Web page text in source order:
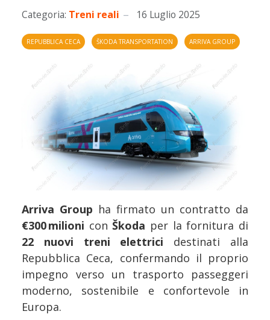
Categoria: Treni reali 16 Luglio 2025
REPUBBLICA CECA ŠKODA TRANSPORTATION ARRIVA GROUP
Arriva Group ha firmato un contratto da
€300 milioni conŠkoda per la fornitura di
22 nuovi treni elettrici destinati alla
Repubblica Ceca, confermando il proprio
impegno verso un trasporto passeggeri
moderno, sostenibile e confortevole in
Europa.